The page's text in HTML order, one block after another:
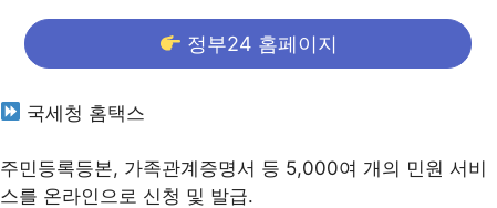
정부24 홈페이지
국세청 홈택스
주민등록등본, 가족관계증명서 등 5,000여 개의 민원 서비
스를 온라인으로 신청 및 발급.